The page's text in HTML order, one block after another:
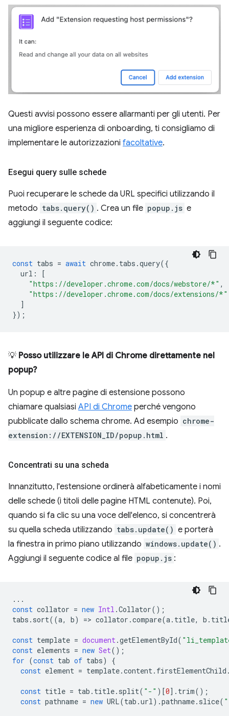
Questi avvisi possono essere allarmanti per gli utenti. Per
una migliore esperienza di onboarding, ti consigliamo di
implementare le autorizzazioni facoltative.
Esegui query sulle schede
Puoi recuperare le schede da URL specifici utilizzando il
metodo tabs.query() . Crea un file popup.js e
aggiungi il seguente codice:
const tabs = await chrome. tabs .query({
url :
[
"https://developer.chrome.com/docs/webstore/*" ,
"https://developer.chrome.com/docs/extensions/*"
]
});
💡 Posso utilizzare le API di Chrome direttamente nel
popup?
Un popup e altre pagine di estensione possono
chiamare qualsiasi API di Chrome perché vengono
pubblicate dallo schema chrome. Ad esempio chrome-
extension://EXTENSION_ID/popup.html .
Concentrati su una scheda
Innanzitutto, l'estensione ordinerà alfabeticamente i nomi
delle schede (i titoli delle pagine HTML contenute). Poi,
quando si fa clic su una voce dell'elenco, si concentrerà
su quella scheda utilizzando tabs.update() e porterà
la finestra in primo piano utilizzando windows.update() .
Aggiungi il seguente codice al file popup.js :
...
const collator = new Intl .Collator();
tabs . sort((a, b) => collator .compare(a. title, b .
const template = document.getElementById(
const elements = new Set();
for (const tab of tabs)
{
const element = template.content. firstElementChild
const title = tab . title. split( "-" )[0]. trim();
const pathname = new URL(tab .url).pathname. slice(